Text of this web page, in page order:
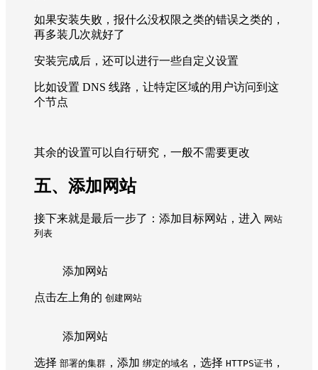
如果安装失败，报什么没权限之类的错误之类的，
再多装几次就好了
安装完成后，还可以进行一些自定义设置
比如设置 DNS 线路，让特定区域的用户访问到这
个节点
其余的设置可以自行研究，一般不需要更改
五、添加网站
接下来就是最后一步了：添加目标网站，进入 网站
列表
添加网站
点击左上角的 创建网站
添加网站
选择 部署的集群 ，添加 绑定的域名 ，选择 HTTPS证书 ，